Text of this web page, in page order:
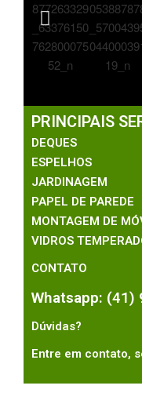
PRINCIPAIS
DEQUES
ESPELHOS
JARDINAGEM
PAPEL DE PAREDE
MONTAGEM DE
VIDROS
CONTATO
Whatsapp: (41)
Dúvidas?
Entre em contato,